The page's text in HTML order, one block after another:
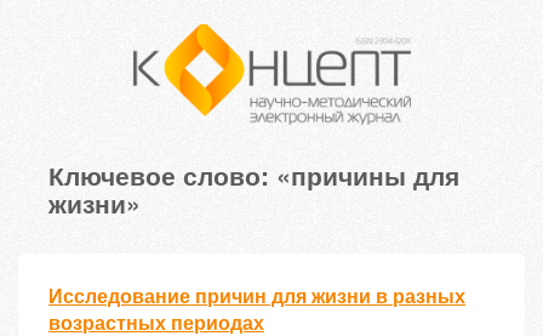
Ключевое слово: «причины для
жизни»
Исследование причин для жизни в разных
возрастных периодах